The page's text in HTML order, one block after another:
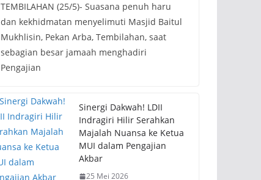
TEMBILAHAN (25/5)- Suasana penuh haru
dan kekhidmatan menyelimuti Masjid Baitul
Mukhlisin, Pekan Arba, Tembilahan, saat
sebagian besar jamaah menghadiri
Pengajian
Sinergi Dakwah! LDII
Indragiri Hilir Serahkan
Majalah Nuansa ke Ketua
MUI dalam Pengajian
Akbar
25 Mei 2026